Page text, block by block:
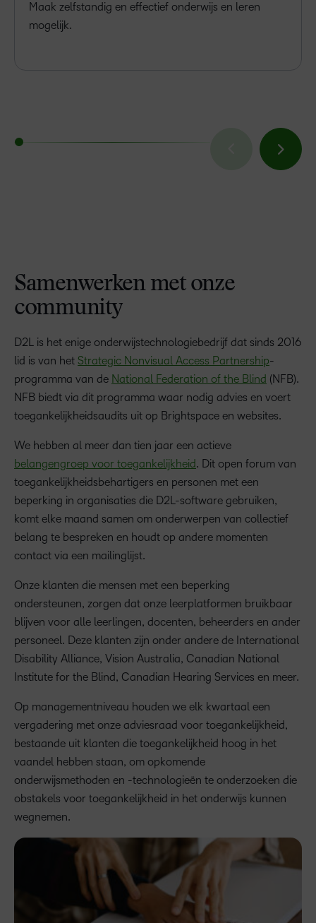
Maak zelfstandig en effectief onderwijs en leren
mogelijk.
Samenwerken met onze
community
D2L is het enige onderwijstechnologiebedrijf dat sinds 2016
lid is van het Strategic Nonvisual Access Partnership-
programma van de National Federation of the Blind (NFB).
NFB biedt via dit programma waar nodig advies en voert
toegankelijkheidsaudits uit op Brightspace en websites.
We hebben al meer dan tien jaar een actieve
belangengroep voor toegankelijkheid. Dit open forum van
toegankelijkheidsbehartigers en personen met een
beperking in organisaties die D2L-software gebruiken,
komt elke maand samen om onderwerpen van collectief
belang te bespreken en houdt op andere momenten
contact via een mailinglijst.
Onze klanten die mensen met een beperking
ondersteunen, zorgen dat onze leerplatformen bruikbaar
blijven voor alle leerlingen, docenten, beheerders en ander
personeel. Deze klanten zijn onder andere de International
Disability Alliance, Vision Australia, Canadian National
Institute for the Blind, Canadian Hearing Services en meer.
Op managementniveau houden we elk kwartaal een
vergadering met onze adviesraad voor toegankelijkheid,
bestaande uit klanten die toegankelijkheid hoog in het
vaandel hebben staan, om opkomende
onderwijsmethoden en -technologieën te onderzoeken die
obstakels voor toegankelijkheid in het onderwijs kunnen
wegnemen.